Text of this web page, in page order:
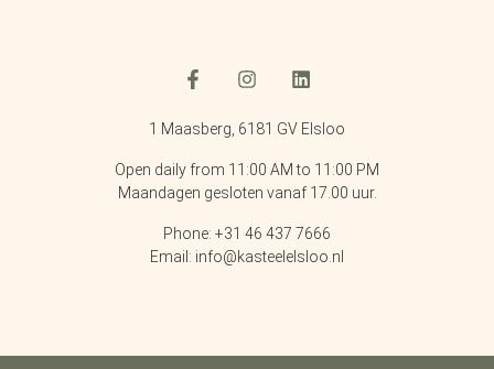
1 Maasberg, 6181 GV Elsloo
Open daily from 11:00 AM to 11:00 PM
Maandagen gesloten vanaf 17.00 uur.
Phone: +31 46 437 7666
Email: info@kasteelelsloo.nl